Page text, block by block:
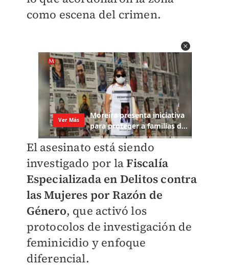
como escena del crimen.
El asesinato está siendo
investigado por laFiscalía
Especializada en Delitos contra
las Mujeres por Razón de
Género, que activó los
protocolos de investigación de
feminicidio y enfoque
diferencial.